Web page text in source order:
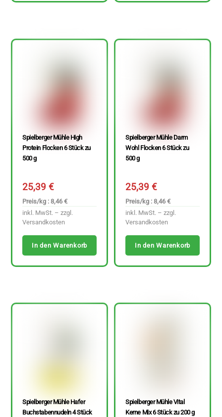
Spielberger Mühle High
Protein Flocken 6 Stück zu
500 g
25,39€
Preis/kg : 8,46 €
inkl. MwSt. – zzgl.
Versandkosten
In den Warenkorb
Spielberger Mühle Darm
Wohl Flocken 6 Stück zu
500 g
25,39€
Preis/kg : 8,46 €
inkl. MwSt. – zzgl.
Versandkosten
In den Warenkorb
Spielberger Mühle Hafer
Buchstabennudeln 4 Stück
Spielberger Mühle Vital
Kerne Mix 6 Stück zu 200 g